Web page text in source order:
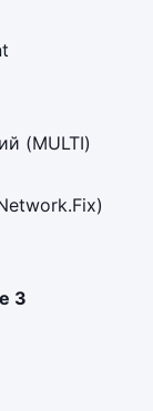
(MULTI)
3